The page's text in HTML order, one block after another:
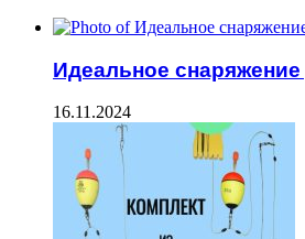
Идеальное
16.11.2024